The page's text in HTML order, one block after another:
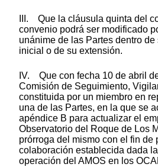
III. Que la cláusula quinta del
convenio podrá ser modificado
unánime de las Partes dentro
inicial o de su extensión.
IV. Que con fecha 10 de abril
Comisión de Seguimiento,
constituida por un miembro en
una de las Partes, en la que se
apéndice B para actualizar el
Observatorio del Roque de Los
prórroga del mismo con el fin de
colaboración establecida dada
operación del AMOS en los